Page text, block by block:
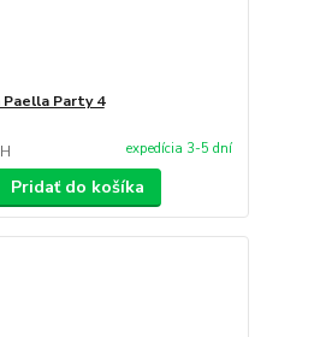
Paella Party 4
expedícia 3-5 dní
Pridať do košíka